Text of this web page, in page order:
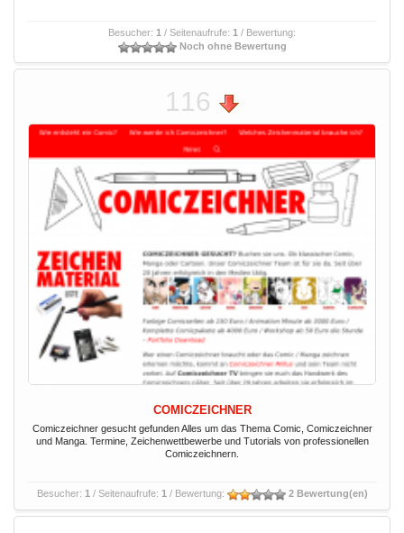
Besucher: 1 / Seitenaufrufe: 1 / Bewertung:
Noch ohne Bewertung
116
COMICZEICHNER
Comiczeichner gesucht gefunden Alles um das Thema Comic, Comiczeichner
und Manga. Termine, Zeichenwettbewerbe und Tutorials von professionellen
Comiczeichnern.
Besucher: 1 / Seitenaufrufe: 1 / Bewertung: 2 Bewertung(en)